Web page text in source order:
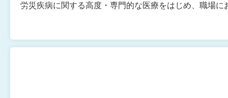
労災疾病に関する高度・専門的な医療をはじめ、職場